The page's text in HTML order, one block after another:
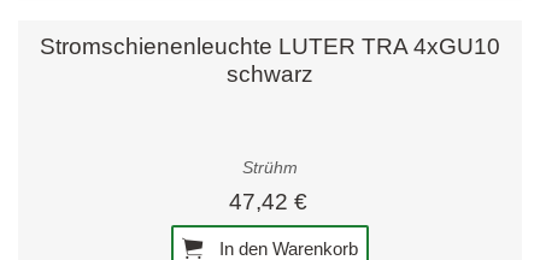
Stromschienenleuchte LUTER TRA 4xGU10
schwarz
Strühm
47,42 €
In den Warenkorb